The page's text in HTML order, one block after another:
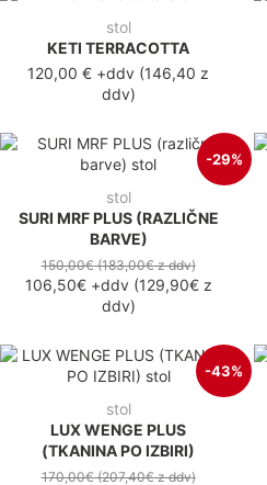
stol
KETI TERRACOTTA
120,00 € +ddv (146,40 z
ddv)
-29%
stol
SURI MRF PLUS (RAZLIČNE
BARVE)
150,00€(183,00€z ddv)
106,50€+ddv(129,90€z
ddv)
-43%
stol
LUX WENGE PLUS
(TKANINA PO IZBIRI)
170,00€(207,40€z ddv)